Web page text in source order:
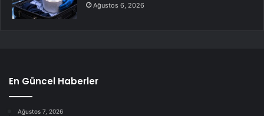
Ağustos 6, 2026
En Güncel Haberler
Ağustos 7, 2026